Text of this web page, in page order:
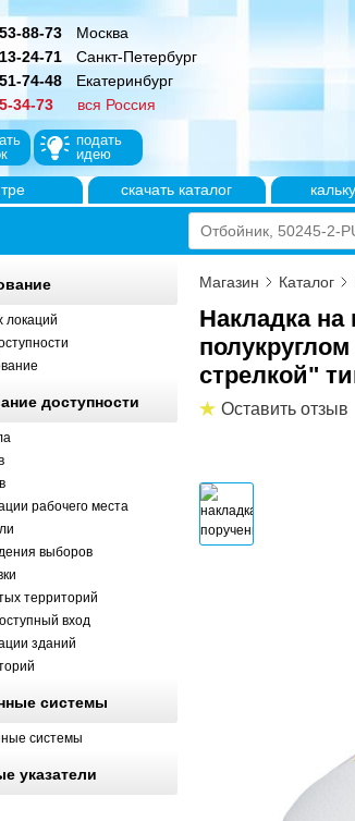
88-73
Москва
24-71
Санкт-Петербург
74-48
Екатеринбург
34-73
вся Россия
подать
идею
скачать каталог
Магазин Каталог
Накладка на
стрелкой"
Оставить отзыв
локаций
доступности
рабочего места
выборов
территорий
вход
зданий
системы
системы
указатели